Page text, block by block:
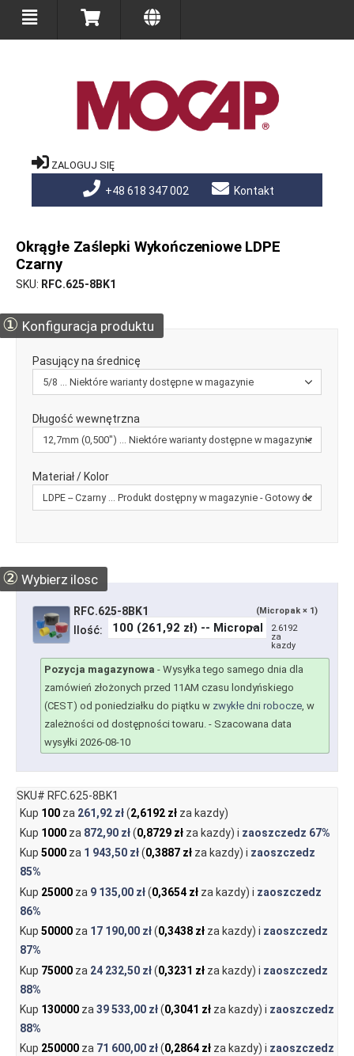
ZALOGUJ SIĘ
+48 618 347 002 Kontakt
Okrągłe Zaślepki Wykończeniowe LDPE
Czarny
SKU RFC.625-8BK1
① Konfiguracja produktu
Pasujący na średnicę
Długość wewnętrzna
Materiał / Kolor
② Wybierz ilosc
RFC.625-8BK1 (Micropak × 1)
Ilość:
2.6192
za
kazdy
Pozycja magazynowa - Wysyłka tego samego dnia dla
zamówień złożonych przed 11AM czasu londyńskiego
(CEST) od poniedziałku do piątku w zwykłe dni robocze, w
zależności od dostępności towaru. - Szacowana data
wysyłki 2026-08-10
SKU# RFC.625-8BK1
Kup 100za 261,92 zł(2,6192 złza kazdy)
Kup 1000za 872,90 zł(0,8729 złza kazdy) i zaoszczedz 67%
Kup 5000za 1 943,50 zł(0,3887 złza kazdy) i zaoszczedz
85%
Kup 25000za 9 135,00 zł(0,3654 złza kazdy) i zaoszczedz
86%
Kup 50000za 17 190,00 zł(0,3438 złza kazdy) i zaoszczedz
87%
Kup 75000za 24 232,50 zł(0,3231 złza kazdy) i zaoszczedz
88%
Kup 130000za 39 533,00 zł(0,3041 złza kazdy) i zaoszczedz
88%
Kup 250000za 71 600,00 zł(0,2864 złza kazdy) i zaoszczedz